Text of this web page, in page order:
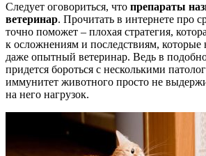
Следует оговориться, что препараты
ветеринар. Прочитать в интернете про
точно поможет – плохая стратегия,
к осложнениям и последствиям, которые
даже опытный ветеринар. Ведь в
придется бороться с несколькими
иммунитет животного просто не
на него нагрузок.